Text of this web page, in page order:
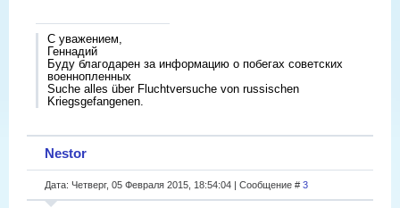
С уважением,
Геннадий
Буду благодарен за информацию о побегах советских
военнопленных
Suche alles über Fluchtversuche von russischen
Kriegsgefangenen.
Nestor
Дата: Четверг, 05 Февраля 2015, 18:54:04 | Сообщение # 3